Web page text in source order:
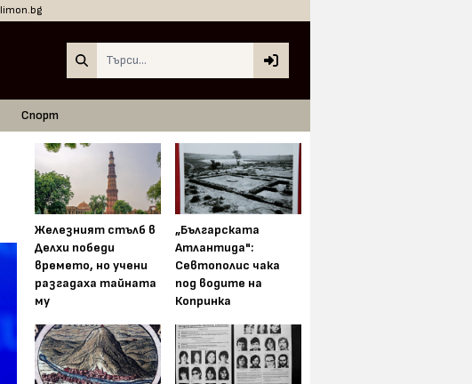
limon.bg
Спорт
Железният стълб в
Делхи победи
времето, но учени
разгадаха тайната
му
„Българската
Атлантида":
Севтополис чака
под водите на
Копринка